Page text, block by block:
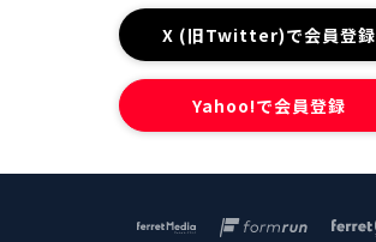
X (旧Twitter)で会員登録
Yahoo!で会員登録